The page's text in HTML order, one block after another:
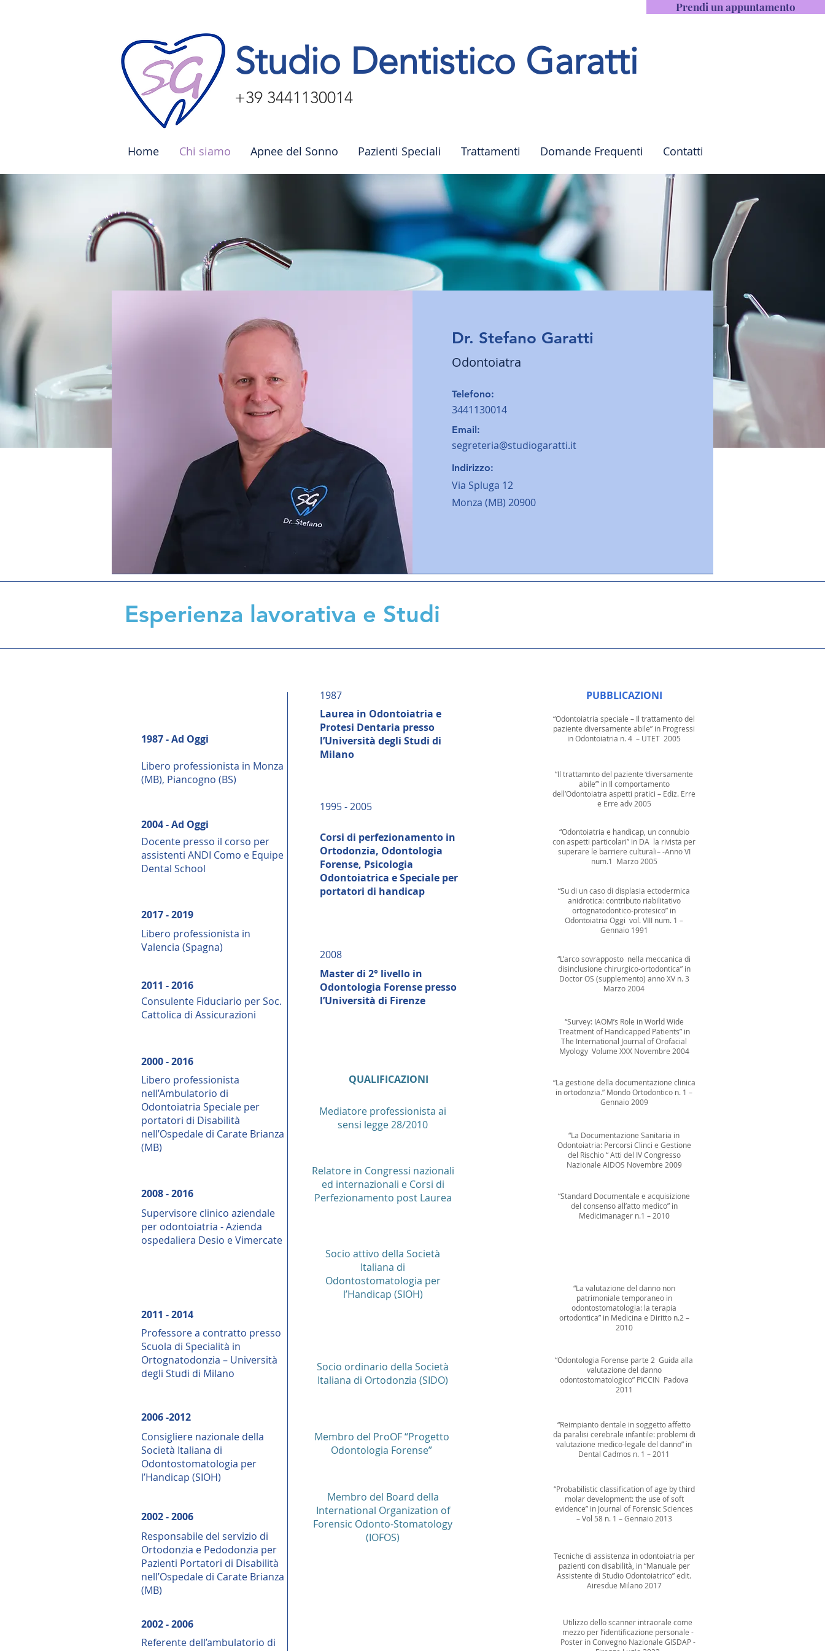
Prendi un appuntamento
Studio Dentistico Garatti
+39 3441130014
Home Chi siamo Apnee del Sonno Pazienti Speciali Trattamenti Domande Frequenti Contatti
Dr. Stefano Garatti
Odontoiatra
Telefono:
3441130014
Email:
segreteria@studiogaratti.it
Indirizzo:
Via Spluga 12
Monza (MB) 20900
Esperienza lavorativa e Studi
1987 - Ad Oggi
Libero professionista in Monza
(MB), Piancogno (BS)
2004 - Ad Oggi
Docente presso il corso per
assistenti ANDI Como e Equipe
Dental School
2017 - 2019
Libero professionista in
Valencia (Spagna)
2011 - 2016
Consulente Fiduciario per Soc.
Cattolica di Assicurazioni
2000 - 2016
Libero professionista
nell’Ambulatorio di
Odontoiatria Speciale per
portatori di Disabilità
nell’Ospedale di Carate Brianza
(MB)
2008 - 2016
Supervisore clinico aziendale
per odontoiatria - Azienda
ospedaliera Desio e Vimercate
2011 - 2014
Professore a contratto presso
Scuola di Specialità in
Ortognatodonzia – Università
degli Studi di Milano
2006 -2012
Consigliere nazionale della
Società Italiana di
Odontostomatologia per
l’Handicap (SIOH)
2002 - 2006
Responsabile del servizio di
Ortodonzia e Pedodonzia per
Pazienti Portatori di Disabilità
nell’Ospedale di Carate Brianza
(MB)
2002 - 2006
Referente dell’ambulatorio di
1987
Laurea in Odontoiatria e
Protesi Dentaria presso
l’Università degli Studi di
Milano
1995 - 2005
Corsi di perfezionamento in
Ortodonzia, Odontologia
Forense, Psicologia
Odontoiatrica e Speciale per
portatori di handicap
2008
Master di 2° livello in
Odontologia Forense presso
l’Università di Firenze
QUALIFICAZIONI
Mediatore professionista ai
sensi legge 28/2010
Relatore in Congressi nazionali
ed internazionali e Corsi di
Perfezionamento post Laurea
Socio attivo della Società
Italiana di
Odontostomatologia per
l’Handicap (SIOH)
Socio ordinario della Società
Italiana di Ortodonzia (SIDO)
Membro del ProOF “Progetto
Odontologia Forense”
Membro del Board della
International Organization of
Forensic Odonto-Stomatology
(IOFOS)
PUBBLICAZIONI
“Odontoiatria speciale – Il trattamento del
paziente diversamente abile” in Progressi
in Odontoiatria n. 4 – UTET 2005
“Il trattamnto del paziente ‘diversamente
abile’” in Il comportamento
dell’Odontoiatra aspetti pratici – Ediz. Erre
e Erre adv 2005
“Odontoiatria e handicap, un connubio
con aspetti particolari” in DA la rivista per
superare le barriere culturali– -Anno VI
num.1 Marzo 2005
“Su di un caso di displasia ectodermica
anidrotica: contributo riabilitativo
ortognatodontico-protesico” in
Odontoiatria Oggi vol. VIII num. 1 –
Gennaio 1991
“L’arco sovrapposto nella meccanica di
disinclusione chirurgico-ortodontica” in
Doctor OS (supplemento) anno XV n. 3
Marzo 2004
“Survey: IAOM’s Role in World Wide
Treatment of Handicapped Patients” in
The International Journal of Orofacial
Myology Volume XXX Novembre 2004
“La gestione della documentazione clinica
in ortodonzia.” Mondo Ortodontico n. 1 –
Gennaio 2009
“La Documentazione Sanitaria in
Odontoiatria: Percorsi Clinci e Gestione
del Rischio “ Atti del IV Congresso
Nazionale AIDOS Novembre 2009
“Standard Documentale e acquisizione
del consenso all’atto medico” in
Medicimanager n.1 – 2010
“La valutazione del danno non
patrimoniale temporaneo in
odontostomatologia: la terapia
ortodontica” in Medicina e Diritto n.2 –
2010
“Odontologia Forense parte 2 Guida alla
valutazione del danno
odontostomatologico” PICCIN Padova
2011
“Reimpianto dentale in soggetto affetto
da paralisi cerebrale infantile: problemi di
valutazione medico-legale del danno” in
Dental Cadmos n. 1 – 2011
“Probabilistic classification of age by third
molar development: the use of soft
evidence” in Journal of Forensic Sciences
– Vol 58 n. 1 – Gennaio 2013
Tecniche di assistenza in odontoiatria per
pazienti con disabilità, in “Manuale per
Assistente di Studio Odontoiatrico” edit.
Airesdue Milano 2017
Utilizzo dello scanner intraorale come
mezzo per l’identificazione personale -
Poster in Convegno Nazionale GISDAP -